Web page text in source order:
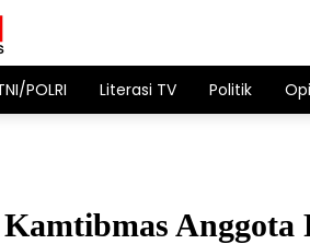
POLRI Literasi TV Politik
Anggota